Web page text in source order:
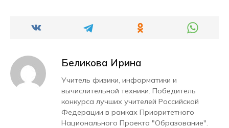
Беликова Ирина
Учитель физики, информатики и
вычислительной техники. Победитель
конкурса лучших учителей Российской
Федерации в рамках Приоритетного
Национального Проекта "Образование".